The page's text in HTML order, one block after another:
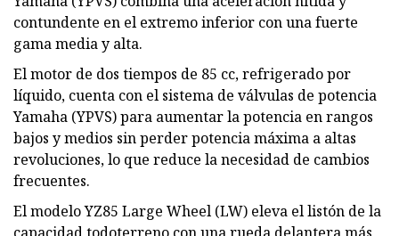
contundente en el extremo inferior con una fuerte
gama media y alta.
El motor de dos tiempos de 85 cc, refrigerado por
líquido, cuenta con el sistema de válvulas de potencia
Yamaha (YPVS) para aumentar la potencia en rangos
bajos y medios sin perder potencia máxima a altas
revoluciones, lo que reduce la necesidad de cambios
frecuentes.
El modelo YZ85 Large Wheel (LW) eleva el listón de la